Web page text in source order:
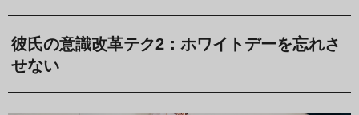
彼氏の意識改革テク2：ホワイトデーを忘れさ
せない